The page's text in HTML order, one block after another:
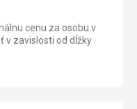
cenu za osobu v
v zavislosti od dĺžky